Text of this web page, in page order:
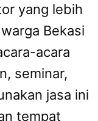
yang lebih
Bekasi
acara
seminar,
jasa ini
tempat